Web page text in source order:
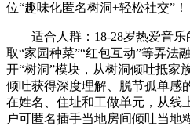
位“趣味化匿名树洞+轻松社交”！
适合人群：18-28岁热爱音乐
取“家园种菜”“红包互动”等弄
开“树洞”模块，从树洞倾吐抵家
倾吐获得深度理解、脱节孤单感
在姓名、住址和工做单元，从线
户可匿名插手当地房间倾吐当地